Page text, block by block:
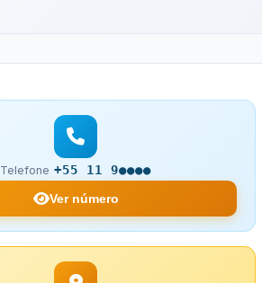
Telefone +55 11 9●●●●
Ver número